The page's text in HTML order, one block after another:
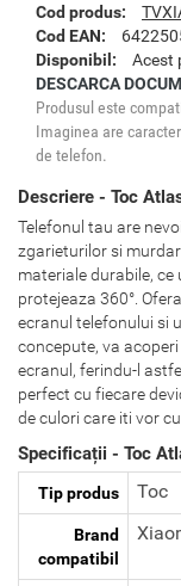
Cod produs:
Cod EAN:
Disponibil:
Acest
DESCARCA
Produsul este
Imaginea are
de telefon.
Descriere - Toc
Telefonul tau are
zgarieturilor si
materiale durabile,
protejeaza 360°.
ecranul telefonului si
concepute, va
ecranul, ferindu-l
perfect cu fiecare
de culori care iti vor
Specificații - Toc
Tip produs Toc
Brand
compatibil